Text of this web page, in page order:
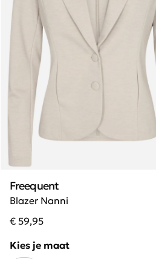
Blazer Nanni
Freequent
€ 59,95
Kies je maat